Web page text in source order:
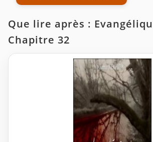
Que lire après :
Chapitre 32